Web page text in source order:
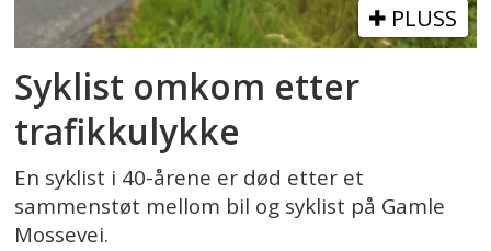
PLUSS
Syklist omkom etter
trafikkulykke
En syklist i 40-årene er død etter et
sammenstøt mellom bil og syklist på Gamle
Mossevei.